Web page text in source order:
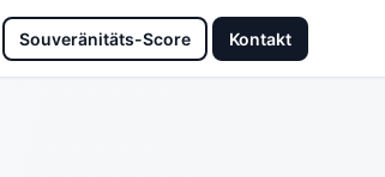
Souveränitäts-Score Kontakt